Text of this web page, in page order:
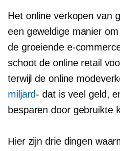
Het online verkopen van
een geweldige manier
de groeiende e-
schoot de online retail
terwijl de online
miljard- dat isveel geld,
besparen door gebruikte
Hier zijn drie dingen